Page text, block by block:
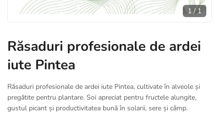
1/1
Răsaduri profesionale de ardei
iute Pintea
Răsaduri profesionale de ardei iute Pintea, cultivate în alveole și
pregătite pentru plantare. Soi apreciat pentru fructele alungite,
gustul picant și productivitatea bună în solarii, sere și câmp.